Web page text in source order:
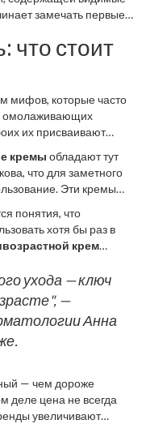
время начала
от многих
жизни и даже
замечать первые
помнить, что
часть
наилучших
образ жизни,
солнца и не забывать
что стоит
мифов, которые часто
омолаживающих
их присваивают
заблуждений.
кремы обладают тут
что для заметного
Эти кремы
обновляют
требует времени
понятия, что
хотя бы раз в
крем
постоянное
правильным
большинства
и защиту
ухода — ключ
—
Анна
— чем дороже
деле цена не всегда
увеличивают